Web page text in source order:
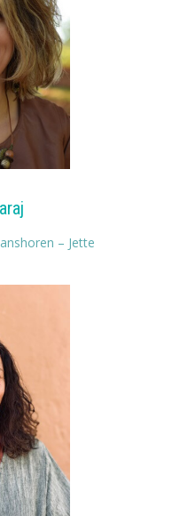
– Jette